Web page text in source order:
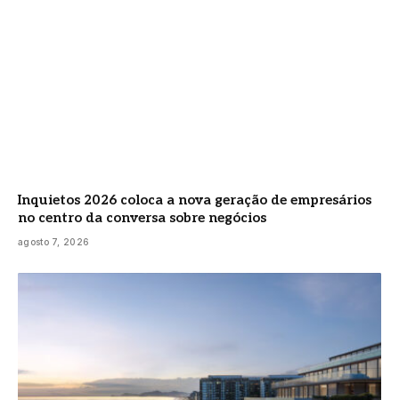
Inquietos 2026 coloca a nova geração de empresários
no centro da conversa sobre negócios
agosto 7, 2026